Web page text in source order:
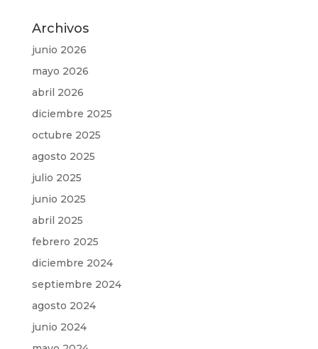
Archivos
junio 2026
mayo 2026
abril 2026
diciembre 2025
octubre 2025
agosto 2025
julio 2025
junio 2025
abril 2025
febrero 2025
diciembre 2024
septiembre 2024
agosto 2024
junio 2024